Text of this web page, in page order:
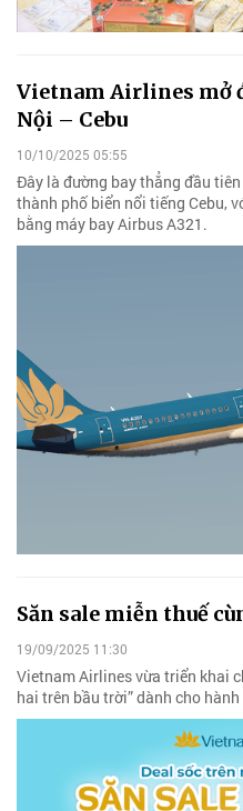
Vietnam Airlines mở
Nội – Cebu
10/10/2025 05:55
Đây là đường bay thẳng đầu
thành phố biển nổi tiếng Cebu,
bằng máy bay Airbus A321.
Săn sale miễn thuế
19/09/2025 11:30
Vietnam Airlines vừa triển khai
hai trên bầu trời” dành cho